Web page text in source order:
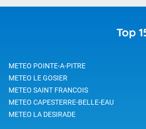
Top
METEO POINTE-A-PITRE
METEO LE GOSIER
METEO SAINT FRANCOIS
METEO CAPESTERRE-BELLE-EAU
METEO LA DESIRADE